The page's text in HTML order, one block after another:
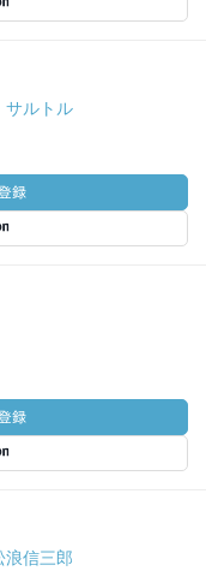
サルトル
浪信三郎